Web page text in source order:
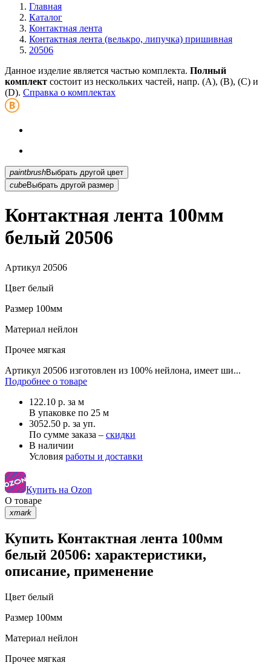
Главная
Каталог
Контактная лента
Контактная лента (велькро, липучка) пришивная
20506
Данное изделие является частью комплекта. Полный
комплект состоит из нескольких частей, напр. (А), (B), (С) и
(D). Справка о комплектах
paintbrush
Выбрать другой цвет
cubeВыбрать другой размер
Контактная лента 100мм
белый 20506
Артикул 20506
Цвет белый
Размер 100мм
Материал нейлон
Прочее мягкая
Артикул 20506 изготовлен из 100% нейлона, имеет ши...
Подробнее о товаре
122.10 р. за м
В упаковке по 25 м
3052.50 р. за уп.
По сумме заказа – скидки
В наличии
Условия работы и доставки
Купить на Ozon
О товаре
xmark
Купить Контактная лента 100мм
белый 20506: характеристики,
описание, применение
Цвет белый
Размер 100мм
Материал нейлон
Прочее мягкая